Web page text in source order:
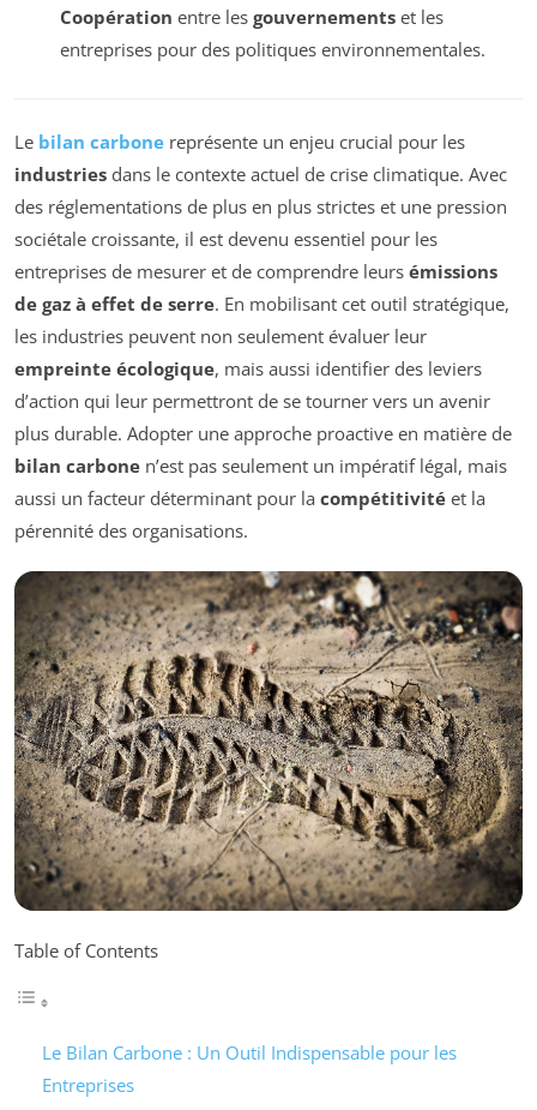
Coopération entre les gouvernementset les
entreprises pour des politiques environnementales.
Le bilan carbone représente un enjeu crucial pour les
industries dans le contexte actuel de crise climatique. Avec
des réglementations de plus en plus strictes et une pression
sociétale croissante, il est devenu essentiel pour les
entreprises de mesurer et de comprendre leurs émissions
de gaz à effet de serre. En mobilisant cet outil stratégique,
les industries peuvent non seulement évaluer leur
empreinte écologique, mais aussi identifier des leviers
d’action qui leur permettront de se tourner vers un avenir
plus durable. Adopter une approche proactive en matière de
bilan carbone n’est pas seulement un impératif légal, mais
aussi un facteur déterminant pour la compétitivité et la
pérennité des organisations.
Table of Contents
Le Bilan Carbone : Un Outil Indispensable pour les
Entreprises